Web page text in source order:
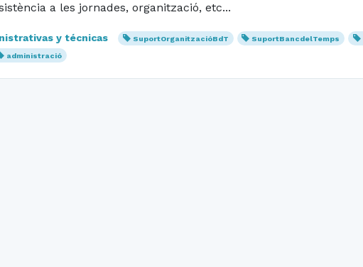
a les jornades, organització, etc...
y técnicas SuportOrganitzacióBdT SuportBancdelTemps
administració